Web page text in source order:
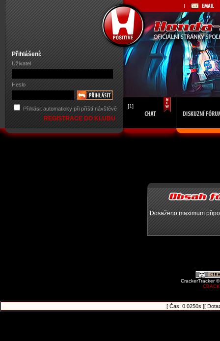
Přihlášení:
Uživatel
Heslo
Přihlásit automaticky při příští návštěvě
REGISTRACE DO KLUBU
[1]
Dosaženo maximum
CrackerTracker
[ Čas: 0.0250s ][